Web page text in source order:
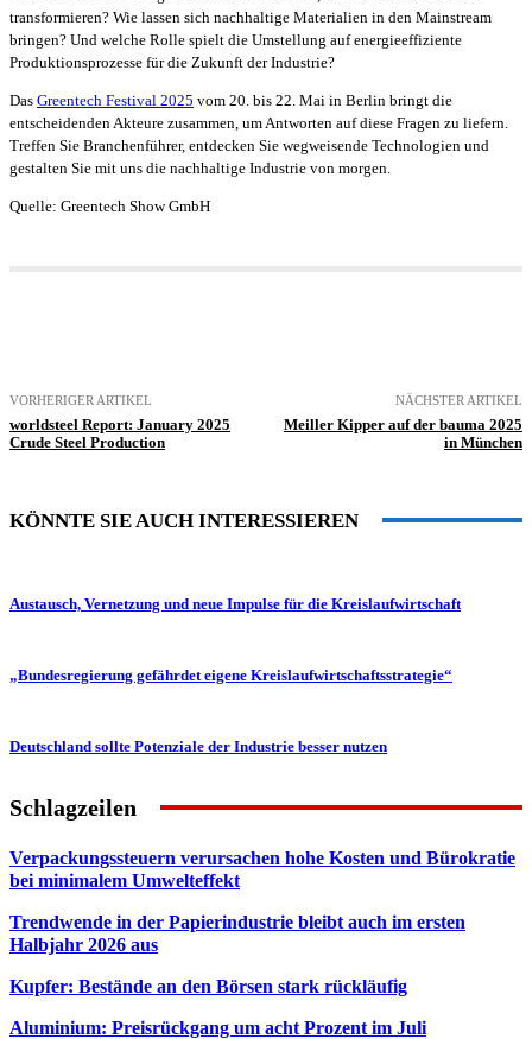
transformieren? Wie lassen sich nachhaltige Materialien in den Mainstream
bringen? Und welche Rolle spielt die Umstellung auf energieeffiziente
Produktionsprozesse für die Zukunft der Industrie?
Das Greentech Festival 2025 vom 20. bis 22. Mai in Berlin bringt die
entscheidenden Akteure zusammen, um Antworten auf diese Fragen zu liefern.
Treffen Sie Branchenführer, entdecken Sie wegweisende Technologien und
gestalten Sie mit uns die nachhaltige Industrie von morgen.
Quelle: Greentech Show GmbH
VORHERIGER ARTIKEL
worldsteel Report: January 2025
Crude Steel Production
NÄCHSTER ARTIKEL
Meiller Kipper auf der bauma 2025
in München
KÖNNTE SIE AUCH INTERESSIEREN
Austausch, Vernetzung und neue Impulse für die Kreislaufwirtschaft
„Bundesregierung gefährdet eigene Kreislaufwirtschaftsstrategie“
Deutschland sollte Potenziale der Industrie besser nutzen
Schlagzeilen
Verpackungssteuern verursachen hohe Kosten und Bürokratie
bei minimalem Umwelteffekt
Trendwende in der Papierindustrie bleibt auch im ersten
Halbjahr 2026 aus
Kupfer: Bestände an den Börsen stark rückläufig
Aluminium: Preisrückgang um acht Prozent im Juli